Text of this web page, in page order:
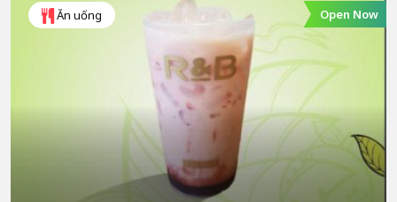
Ăn uống Open Now